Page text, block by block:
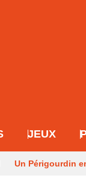
JEUX
Un Périgourdin